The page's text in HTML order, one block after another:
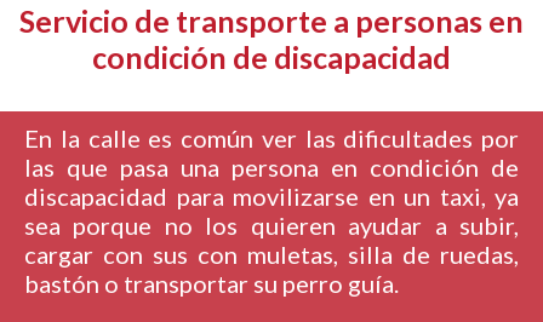
Servicio de transporte a personas en
condición de discapacidad
En la calle es común ver las dificultades por
las que pasa una persona en condición de
discapacidad para movilizarse en un taxi, ya
sea porque no los quieren ayudar a subir,
cargar con sus con muletas, silla de ruedas,
bastón o transportar su perro guía.